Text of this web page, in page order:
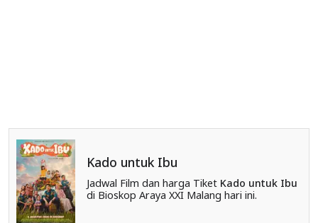
Kado untuk Ibu
Jadwal Film dan harga Tiket Kado untuk Ibu
di Bioskop Araya XXI Malang hari ini.